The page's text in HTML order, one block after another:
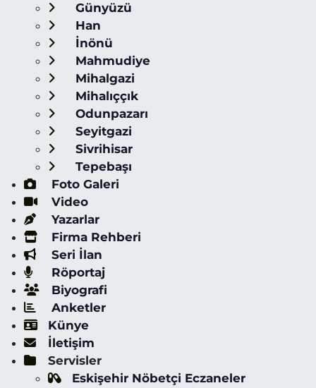
Günyüzü
Han
İnönü
Mahmudiye
Mihalgazi
Mihalıççık
Odunpazarı
Seyitgazi
Sivrihisar
Tepebaşı
Foto Galeri
Video
Yazarlar
Firma Rehberi
Seri İlan
Röportaj
Biyografi
Anketler
Künye
İletişim
Servisler
Eskişehir Nöbetçi Eczaneler